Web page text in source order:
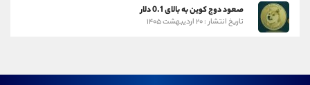
صعود دوج کوین به بالای 0.1 دلار
تاریخ انتشار : ۲۰ اردیبهشت ۱۴۰۵